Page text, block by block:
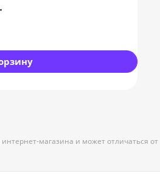
магазина и может отличаться от